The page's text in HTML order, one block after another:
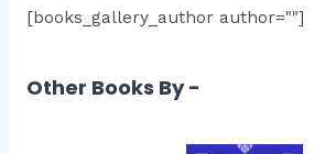
[books_gallery_author author=""]
Other Books By -